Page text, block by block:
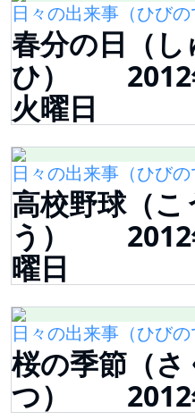
日々の出来事（ひびの
春分の日（
ひ）
火曜日
日々の出来事（ひびの
高校野球（
う） 2012
曜日
日々の出来事（ひびの
桜の季節（
つ） 2012